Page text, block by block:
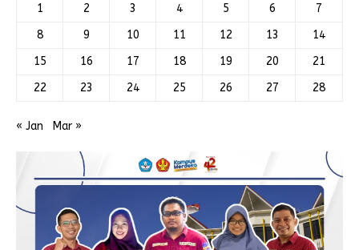
1
2 3 4 5 6
7
8
9 10 11 12 13
14
15
16 17 18 19 20
21
22
23 24 25 26 27 28
« Jan Mar »